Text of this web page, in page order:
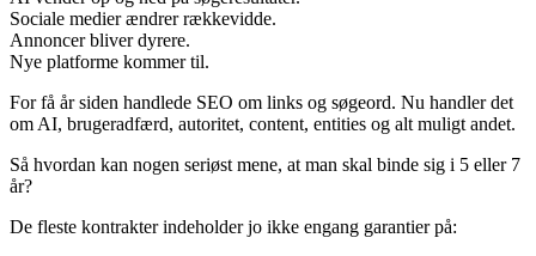
Sociale medier ændrer rækkevidde.
Annoncer bliver dyrere.
Nye platforme kommer til.
For få år siden handlede SEO om links og søgeord. Nu handler det
om AI, brugeradfærd, autoritet, content, entities og alt muligt andet.
Så hvordan kan nogen seriøst mene, at man skal binde sig i 5 eller 7
år?
De fleste kontrakter indeholder jo ikke engang garantier på: